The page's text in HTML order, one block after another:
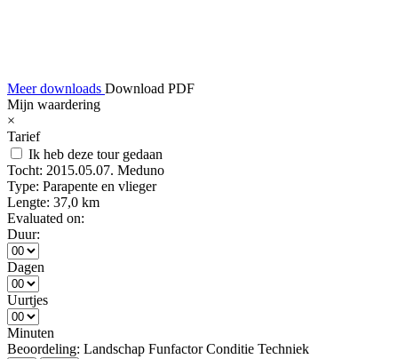
Meer downloads Download PDF
Mijn waardering
×
Tarief
Ik heb deze tour gedaan
Tocht: 2015.05.07. Meduno
Type: Parapente en vlieger
Lengte: 37,0 km
Evaluated on:
Duur:
Dagen
Uurtjes
Minuten
Beoordeling: Landschap Funfactor Conditie Techniek